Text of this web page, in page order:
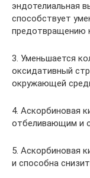
эндотелиальная
способствует
предотвращению
3. Уменьшается
оксидативный
окружающей
4. Аскорбиновая
отбеливающим и
5. Аскорбиновая
и способна